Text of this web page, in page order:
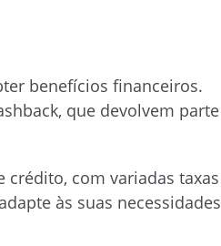
benefícios financeiros.
que devolvem parte
com variadas taxas
às suas necessidades